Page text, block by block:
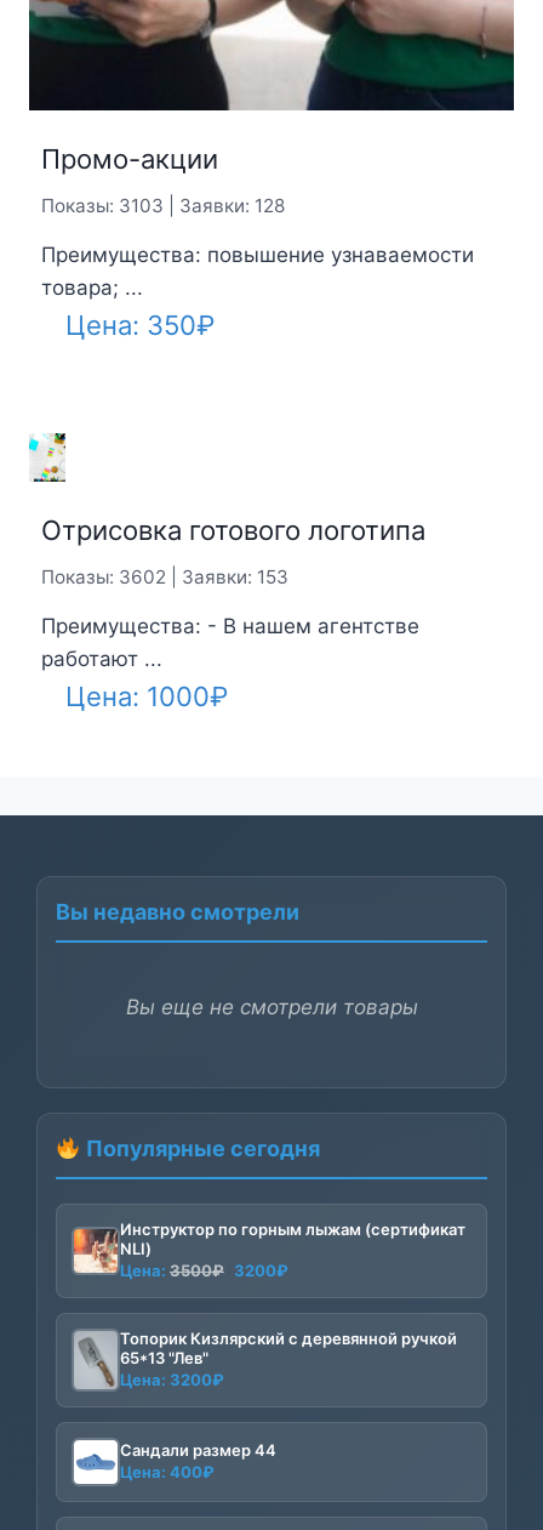
Промо-акции
Показы: 3103 | Заявки: 128
Преимущества: повышение узнаваемости
товара; ...
Цена: 350₽
Отрисовка готового логотипа
Показы: 3602 | Заявки: 153
Преимущества: - В нашем агентстве
работают ...
Цена: 1000₽
Вы недавно смотрели
Вы еще не смотрели товары
Популярные сегодня
Инструктор по горным лыжам (сертификат
NLI)
Цена: 3500₽ Первоначальная
составляла
3500₽.
3200₽
3200₽.
Топорик Кизлярский с деревянной ручкой
65*13 "Лев"
Цена: 3200₽
Сандали размер 44
Цена: 400₽